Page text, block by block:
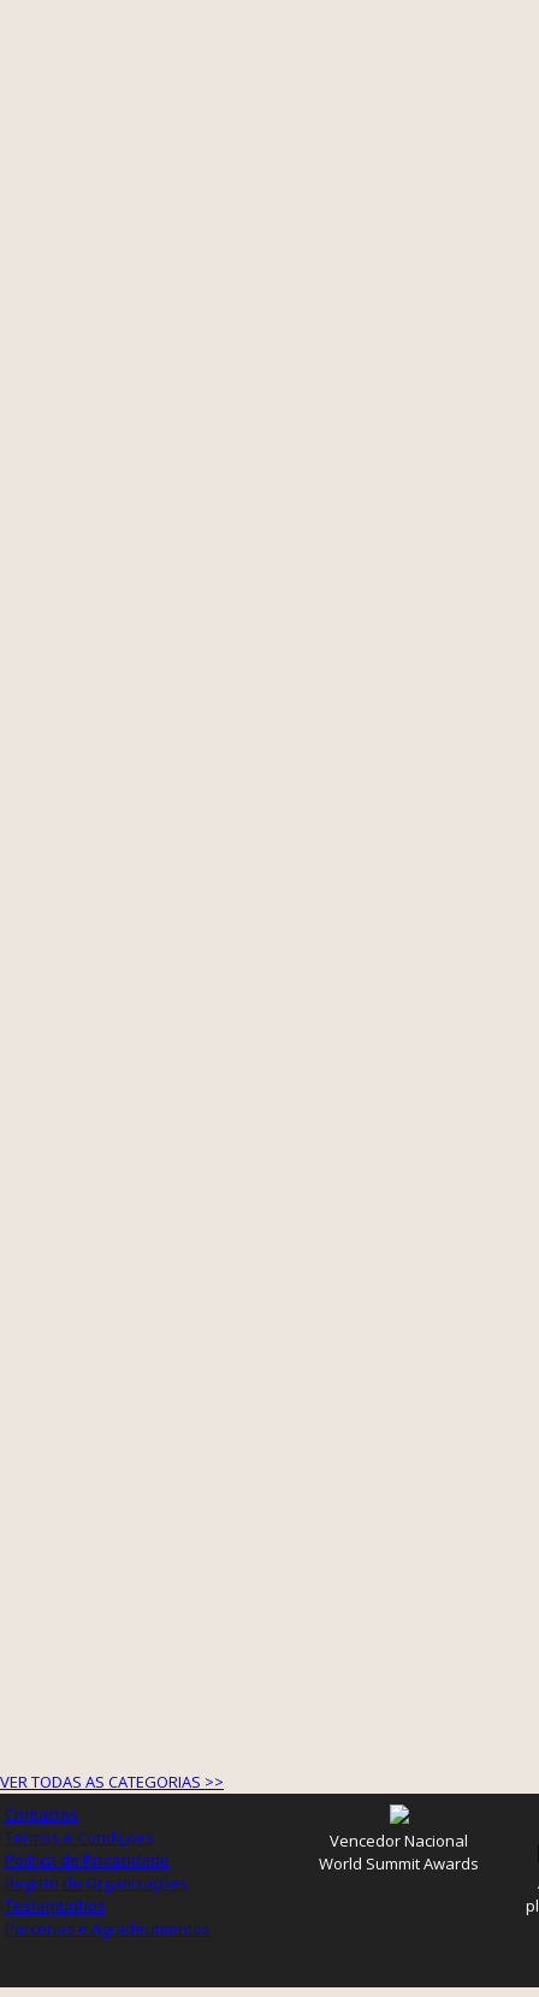
VER TODAS AS CATEGORIAS >>
Contactos
Termos e Condições
Política de Privacidade
Registo de Organizações
Testemunhos
Parcerias e Agradecimentos
Vencedor Nacional
World Summit Awards